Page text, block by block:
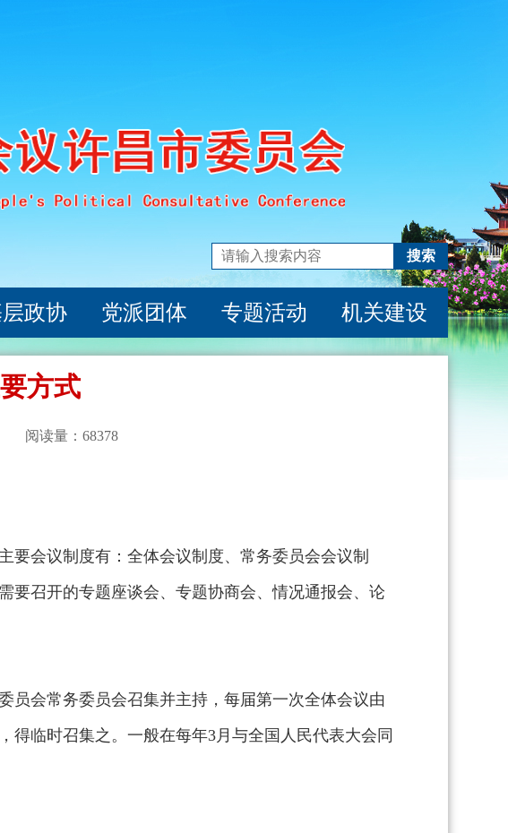
搜索
政协 党派团体 专题活动 机关建设
方式
阅读量：68378
要会议制度有：全体会议制度、常务委员会会议制
要召开的专题座谈会、专题协商会、情况通报会、论
员会常务委员会召集并主持，每届第一次全体会议由
临时召集之。一般在每年3月与全国人民代表大会同